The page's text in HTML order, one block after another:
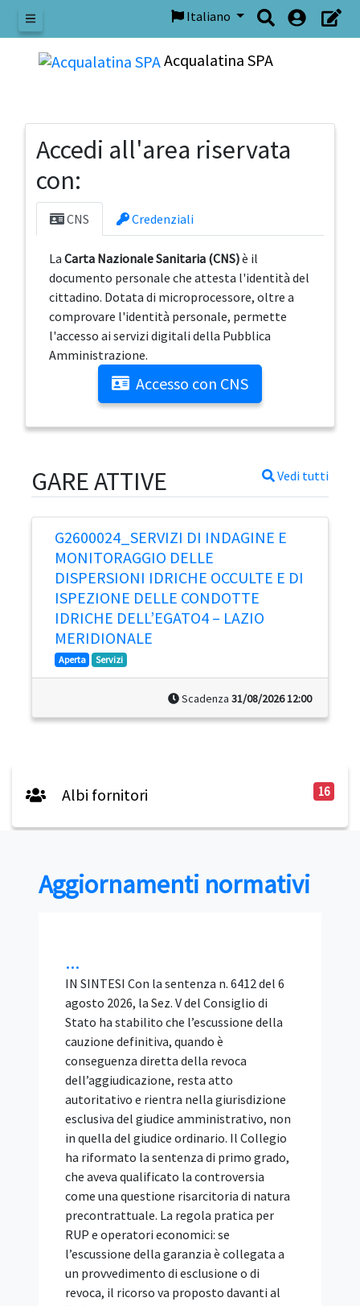
Menu
Italiano
Acqualatina SPA
Accedi all'area riservata
con:
CNS Credenziali
La Carta Nazionale Sanitaria (CNS)è il
documento personale che attesta l'identità del
cittadino. Dotata di microprocessore, oltre a
comprovare l'identità personale, permette
l'accesso ai servizi digitali della Pubblica
Amministrazione.
Accesso con CNS
Vedi tutti
GARE ATTIVE
G2600024_SERVIZI DI INDAGINE E
MONITORAGGIO DELLE
DISPERSIONI IDRICHE OCCULTE E DI
ISPEZIONE DELLE CONDOTTE
IDRICHE DELL’EGATO4 – LAZIO
MERIDIONALE
Aperta Servizi
Scadenza 31/08/2026 12:00
Albi fornitori 16
Aggiornamenti normativi
Bando tipo ANAC 2/2026 SIA:
requisiti, BIM e verifiche del
RUP nelle gare di
ingegneria...
IN SINTESI Il Bando tipo ANAC n. 2/2026 è
lo schema di disciplinare per
l'affidamento, con procedura aperta e
offerta economicamente più
vantaggiosa, dei servizi di architettura e
ingegneria (SIA) di importo pari o
superiore alle soglie europee. È stato
approvato con delibera n. 153 del 15
aprile 2026, pubblicato in Gazzetta
Ufficiale (Serie Generale n. 111 del 15
maggio 2026) ed è vincolante per le
stazioni appaltanti dal 30 maggio 2026.
La Relazione illustrativa che lo
accompagna spiega le scelte